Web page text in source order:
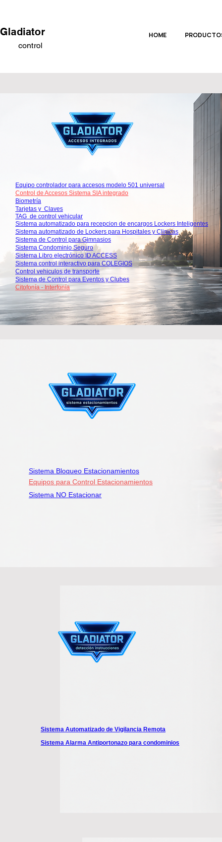
Gladiator
control
HOME
Citofonía - Interfonía
Tarjetas y Claves
Biometría
TAG de control vehicular
Control de Accesos Sistema SIA integrado
Equipo controlador para accesos modelo 501 universal
Sistema automatizado para recepcion de encargos Lockers Inteligentes
Sistema automatizado de Lockers para Hospitales y Clinicas
Sistema de Control para Gimnasios
Sistema Condominio Seguro
Sistema Libro electrónico ID ACCESS
Sistema control interactivo para COLEGIOS
Control vehiculos de transporte
Sistema de Control para Eventos y Clubes
Sistema NO Estacionar
Equipos para Control Estacionamientos
Sistema Bloqueo Estacionamientos
Sistema Automatizado de Vigilancia Remota
Sistema Alarma Antiportonazo para condominios